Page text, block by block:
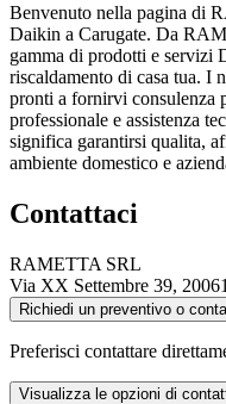
Benvenuto nella pagina di
Daikin a Carugate. Da
gamma di prodotti e servizi
riscaldamento di casa tua. I
pronti a fornirvi consulenza
professionale e assistenza
significa garantirsi qualita,
ambiente domestico e
Contattaci
RAMETTA SRL
Via XX Settembre 39,
Richiedi un preventivo o
Preferisci contattare
Visualizza le opzioni di